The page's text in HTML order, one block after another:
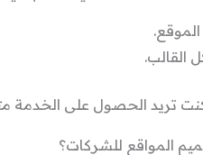
القالب.
كنت تريد الحصول على الخدمة
المواقع للشركات؟